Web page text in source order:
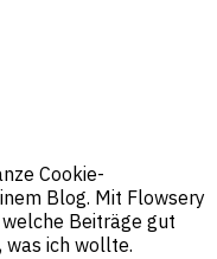
Cookie-
Blog. Mit Flowsery
Beiträge gut
was ich wollte.